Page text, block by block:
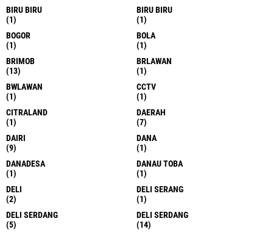
BIRU BIRU
(1)
BIRU BIRU
(1)
BOGOR
(1)
BOLA
(1)
BRIMOB
(13)
BRLAWAN
(1)
BWLAWAN
(1)
CCTV
(1)
CITRALAND
(1)
DAERAH
(7)
DAIRI
(9)
DANA
(1)
DANADESA
(1)
DANAU TOBA
(1)
DELI
(2)
DELI SERANG
(1)
DELI SERDANG
(5)
DELI SERDANG
(14)